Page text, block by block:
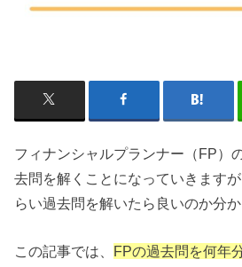
フィナンシャルプランナー（FP）
去問を解くことになっていきます
らい過去問を解いたら良いのか分か
この記事では、 FPの過去問を何年